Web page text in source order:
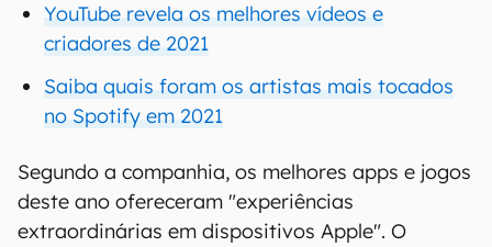
YouTube revela os melhores vídeos e
criadores de 2021
Saiba quais foram os artistas mais tocados
no Spotify em 2021
Segundo a companhia, os melhores apps e jogos
deste ano ofereceram "experiências
extraordinárias em dispositivos Apple". O